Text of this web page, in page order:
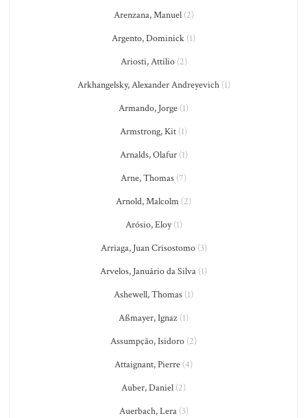
Arenzana, Manuel(2)
Argento, Dominick (1)
Ariosti, Attilio(2)
Arkhangelsky, Alexander Andreyevich(1)
Armando, Jorge (1)
Armstrong, Kit (1)
Arnalds, Olafur(1)
Arne, Thomas (7)
Arnold, Malcolm (2)
Arósio, Eloy(1)
Arriaga, Juan Crisostomo(3)
Arvelos, Januário da Silva (1)
Ashewell, Thomas (1)
Aßmayer, Ignaz (1)
Assumpção, Isidoro (2)
Attaignant, Pierre (4)
Auber, Daniel (2)
Auerbach, Lera(3)